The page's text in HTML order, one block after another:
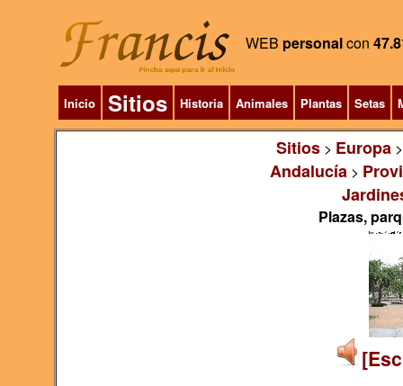
WEB personalcon
Inicio Sitios Historia Animales Plantas Setas
Sitios> Europa
Andalucía >
Plazas,